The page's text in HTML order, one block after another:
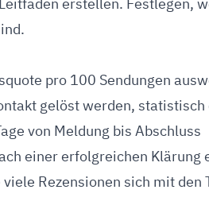
pro 100 Sendungen
gelöst werden, statistisch
von Meldung bis Abschluss
einer erfolgreichen Klärung
Rezensionen sich mit den